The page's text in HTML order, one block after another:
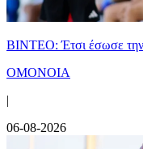
ΒΙΝΤΕΟ: Έτσι έσωσε
ΟΜΟΝΟΙΑ
|
06-08-2026